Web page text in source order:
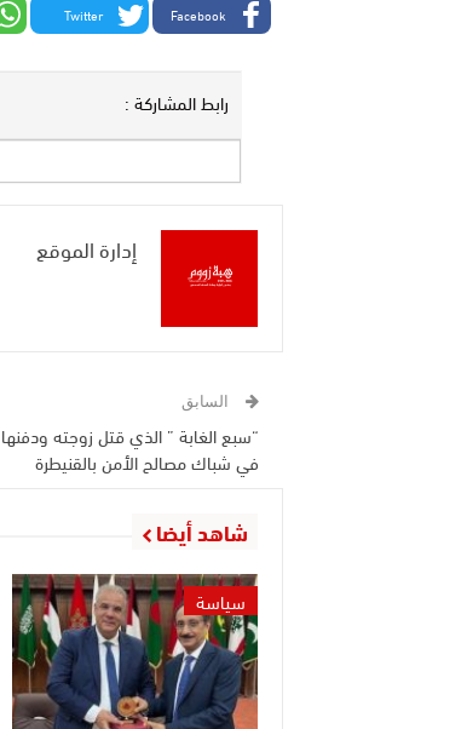
Facebook
Twitter
رابط المشاركة :
إدارة الموقع
السابق
“سبع الغابة ” الذي قتل زوجته
في شباك مصالح الأمن بالقنيطرة
شاهد أيضا
سياسة